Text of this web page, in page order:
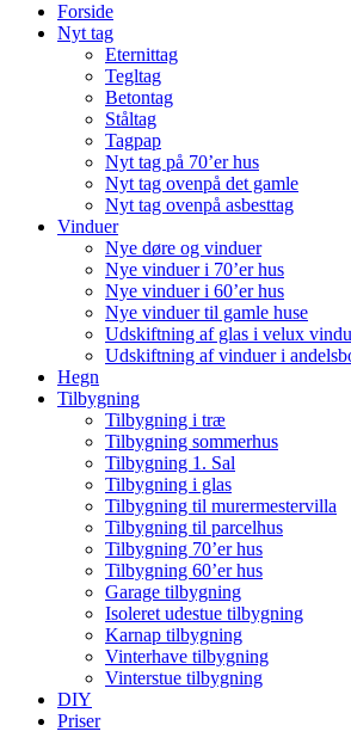
Forside
Nyt tag
Eternittag
Tegltag
Betontag
Ståltag
Tagpap
Nyt tag på 70’er hus
Nyt tag ovenpå det gamle
Nyt tag ovenpå asbesttag
Vinduer
Nye døre og vinduer
Nye vinduer i 70’er hus
Nye vinduer i 60’er hus
Nye vinduer til gamle huse
Udskiftning af glas i velux
Udskiftning af vinduer i
Hegn
Tilbygning
Tilbygning i træ
Tilbygning sommerhus
Tilbygning 1. Sal
Tilbygning i glas
Tilbygning til murermestervilla
Tilbygning til parcelhus
Tilbygning 70’er hus
Tilbygning 60’er hus
Garage tilbygning
Isoleret udestue tilbygning
Karnap tilbygning
Vinterhave tilbygning
Vinterstue tilbygning
DIY
Priser